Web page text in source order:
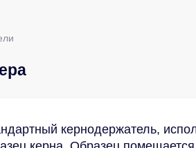
кернодержатель,